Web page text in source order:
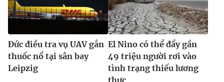
Đức điều tra vụ UAV gắn
thuốc nổ tại sân bay
Leipzig
El Nino có thể đẩy gần
49 triệu người rơi vào
tình trạng thiếu lương
thực